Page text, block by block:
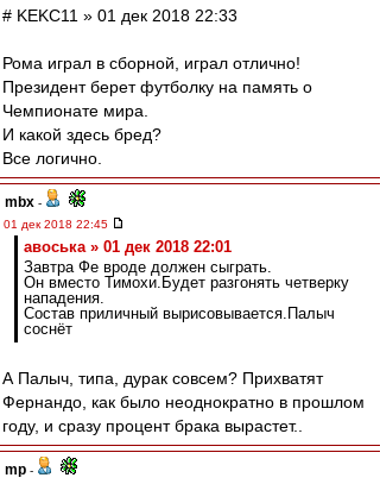
# KEKC11 » 01 дек 2018 22:33
Рома играл в сборной, играл отлично!
Президент берет футболку на память о
Чемпионате мира.
И какой здесь бред?
Все логично.
mbx -
01 дек 2018 22:45
авоська » 01 дек 2018 22:01
Завтра Фе вроде должен сыграть.
Он вместо Тимохи.Будет разгонять четверку
нападения.
Состав приличный вырисовывается.Палыч
соснёт
А Палыч, типа, дурак совсем? Прихватят
Фернандо, как было неоднократно в прошлом
году, и сразу процент брака вырастет..
mp -